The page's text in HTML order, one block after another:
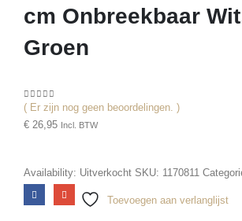
cm Onbreekbaar
Groen
0 out of 5
( Er zijn nog geen beoordelingen. )
€ 26,95 Incl. BTW
Availability: Uitverkocht SKU: 1170811
Toevoegen aan verlanglijst